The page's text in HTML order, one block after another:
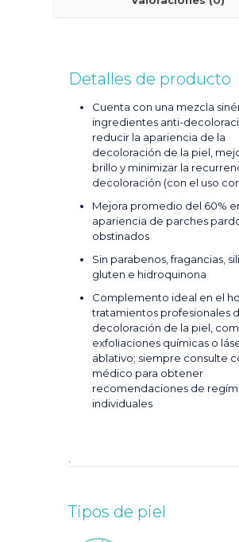
Detalles de producto
Cuenta con una mezcla
ingredientes anti-
reducir la apariencia de la
decoloración de la piel,
brillo y minimizar la
decoloración (con el uso
Mejora promedio del 60%
apariencia de parches
obstinados
Sin parabenos, fragancias,
gluten e hidroquinona
Complemento ideal en el
tratamientos profesionales
decoloración de la piel,
exfoliaciones químicas o
ablativo; siempre consulte
médico para obtener
recomendaciones de
individuales
Tipos de piel